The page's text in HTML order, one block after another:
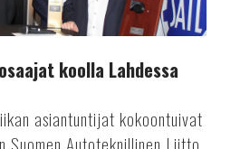
koolla Lahdessa
asiantuntijat kokoontuivat